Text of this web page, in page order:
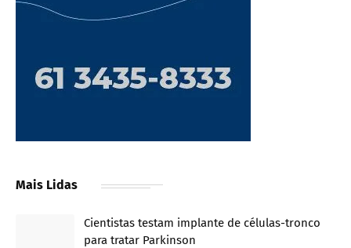
Mais Lidas
Cientistas testam implante de células-tronco
para tratar Parkinson